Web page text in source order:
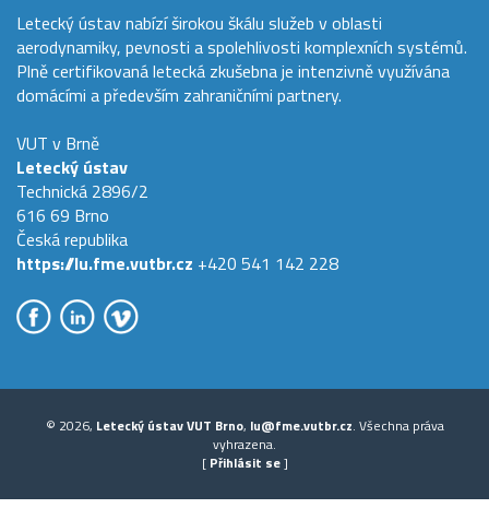
Letecký ústav nabízí širokou škálu služeb v oblasti
aerodynamiky, pevnosti a spolehlivosti komplexních systémů.
Plně certifikovaná letecká zkušebna je intenzivně využívána
domácími a především zahraničními partnery.
VUT v Brně
Letecký ústav
Technická 2896/2
616 69 Brno
Česká republika
https://lu.fme.vutbr.cz +420 541 142 228
© 2026, Letecký ústav VUT Brno, lu@fme.vutbr.cz. Všechna práva
vyhrazena.
[ Přihlásit se]